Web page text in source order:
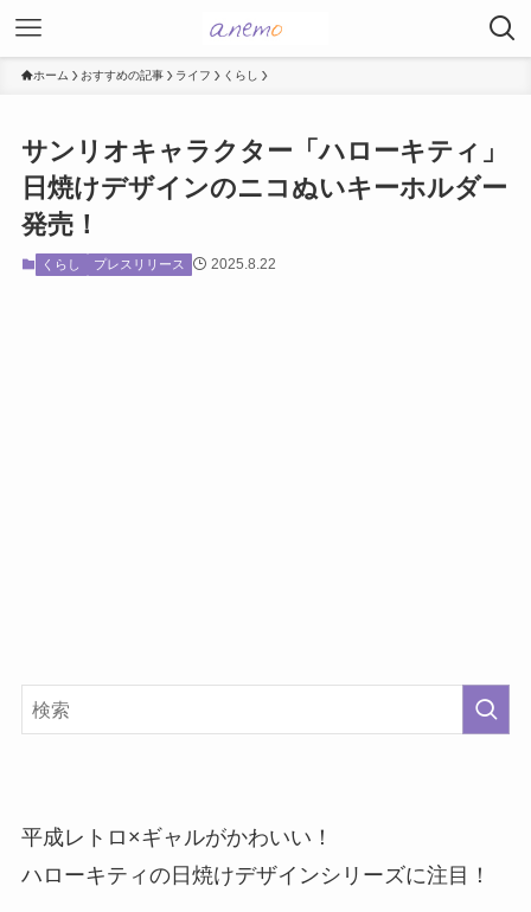
ホーム おすすめの記事 ライフ くらし
サンリオキャラクター「ハローキティ」
日焼けデザインのニコぬいキーホルダー
発売！
くらし プレスリリース 2025.8.22
平成レトロ×ギャルがかわいい！
ハローキティの日焼けデザインシリーズに注目！